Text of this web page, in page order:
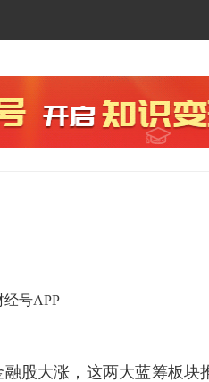
经号APP
股大涨，这两大蓝筹板块